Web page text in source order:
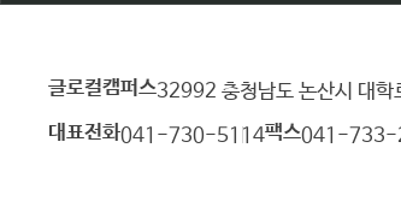
건
양
글로컬캠퍼스 32992 충청남도 논산시 대학
대표전화 041-730-5114 팩스 041-